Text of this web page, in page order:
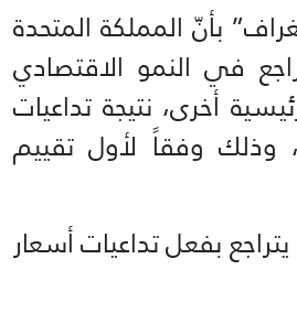
بأنّ المملكة المتحدة
في النمو الاقتصادي
أخرى، نتيجة تداعيات
وذلك وفقاً لأول تقييم
بفعل تداعيات أسعار